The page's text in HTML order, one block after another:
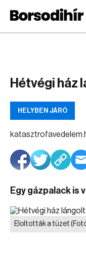
Hétvégi ház
HELYBEN JÁRÓ
Egy gázpalack is
Eloltották a tüzet